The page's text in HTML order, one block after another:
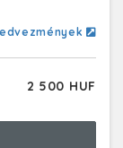
2 500 HUF